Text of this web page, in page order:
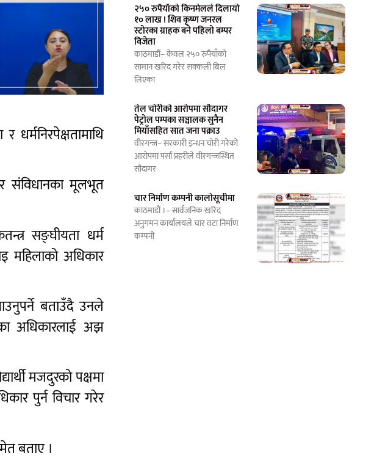
संविधानका मूलभूत
सङ्घीयता धर्म
महिलाको अधिकार
बताउँदै उनले
अधिकारलाई अझ
मजदुरको पक्षमा
पुर्न विचार गरेर
बताए ।
२५० रुपैयाँको किनमेलले दिलायो
१० लाख ! शिव कृष्ण जनरल
स्टोरका ग्राहक बने पहिलो बम्पर
विजेता
काठमाडौं– केवल २५० रुपैयाँको
सामान खरिद गरेर सक्कली बिल
लिएका
तेल चोरीको आरोपमा सौदागर
पेट्रोल पम्पका सञ्चालक सुनैन
मियाँसहित सात जना पक्राउ
वीरगन्ज– सरकारी इन्धन चोरी गरेको
आरोपमा पर्सा प्रहरीले वीरगन्जस्थित
सौदागर
चार निर्माण कम्पनी कालोसूचीमा
काठमाडौं ।– सार्वजनिक खरिद
अनुगमन कार्यालयले चार वटा निर्माण
कम्पनी